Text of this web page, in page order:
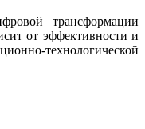
трансформации
от эффективности и
технологической